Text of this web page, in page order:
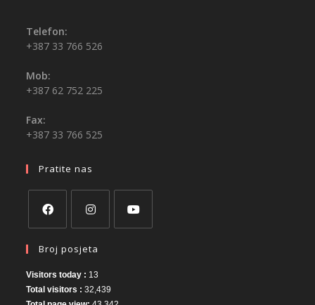
Telefon:
+387 33 766 526
Mob:
+387 62 752 225
Fax:
+387 33 766 525
Pratite nas
Broj posjeta
Visitors today : 13
Total visitors :32,439